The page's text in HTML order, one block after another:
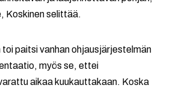
Koskinen selittää.
paitsi vanhan ohjausjärjestelmän
myös se, ettei
aikaa kuukauttakaan. Koska